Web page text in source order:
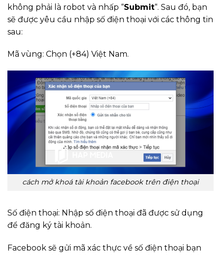
không phải là robot và nhấp “Submit“. Sau đó, bạn
sẽ được yêu cầu nhập số điện thoại với các thông tin
sau:
Mã vùng: Chọn (+84) Việt Nam.
cách mở khoá tài khoản facebook trên điện thoại
Số điện thoại: Nhập số điện thoại đã được sử dụng
để đăng ký tài khoản.
Facebook sẽ gửi mã xác thực về số điện thoại bạn